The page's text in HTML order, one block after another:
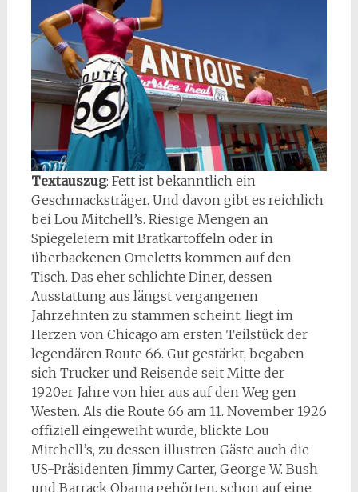
Textauszug: Fett ist bekanntlich ein
Geschmacksträger. Und davon gibt es reichlich
bei Lou Mitchell’s. Riesige Mengen an
Spiegeleiern mit Bratkartoffeln oder in
überbackenen Omeletts kommen auf den
Tisch. Das eher schlichte Diner, dessen
Ausstattung aus längst vergangenen
Jahrzehnten zu stammen scheint, liegt im
Herzen von Chicago am ersten Teilstück der
legendären Route 66. Gut gestärkt, begaben
sich Trucker und Reisende seit Mitte der
1920er Jahre von hier aus auf den Weg gen
Westen. Als die Route 66 am 11. November 1926
offiziell eingeweiht wurde, blickte Lou
Mitchell’s, zu dessen illustren Gäste auch die
US-Präsidenten Jimmy Carter, George W. Bush
und Barrack Obama gehörten, schon auf eine